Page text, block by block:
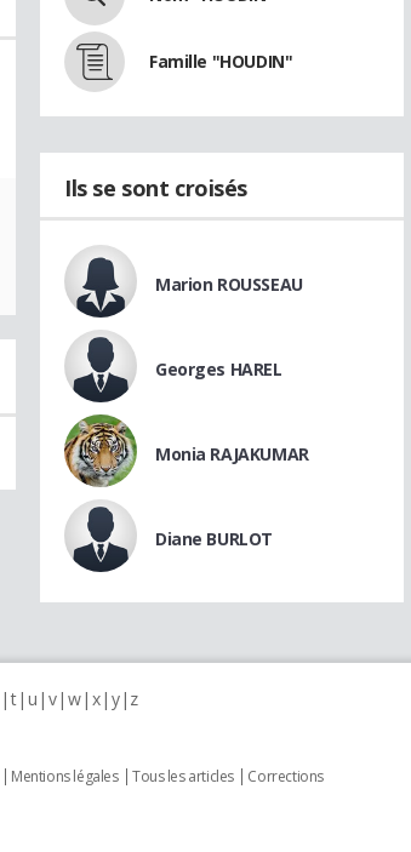
Famille "HOUDIN"
Ils se sont croisés
Marion ROUSSEAU
Georges HAREL
Monia RAJAKUMAR
Diane BURLOT
t u v w x y z
Mentions légales Tous les articles
Corrections